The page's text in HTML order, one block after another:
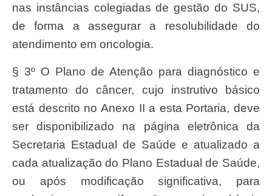
nas instâncias colegiadas de gestão do SUS,
de forma a assegurar a resolubilidade do
atendimento em oncologia.
§ 3º O Plano de Atenção para diagnóstico e
tratamento do câncer, cujo instrutivo básico
está descrito no Anexo II a esta Portaria, deve
ser disponibilizado na página eletrônica da
Secretaria Estadual de Saúde e atualizado a
cada atualização do Plano Estadual de Saúde,
ou após modificação significativa, para